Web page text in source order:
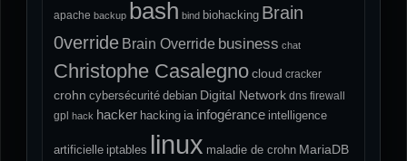
apache backup bash bind biohacking Brain
0verride Brain Override business chat
Christophe Casalegnocloud cracker
crohn cybersécurité debian Digital Network dns firewall
gpl
hack hacker hacking ia infogérance intelligence
artificielle iptables linux maladie de crohn MariaDB